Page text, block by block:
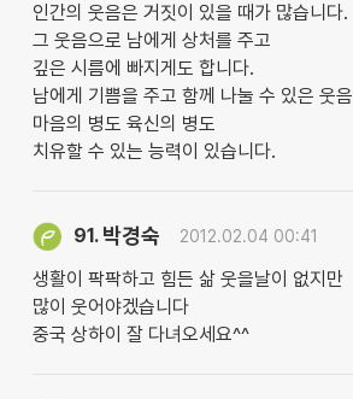
인간의 웃음은 거짓이 있을 때가 많습니다.
그 웃음으로 남에게 상처를 주고
깊은 시름에 빠지게도 합니다.
남에게 기쁨을 주고 함께 나눌 수 있은 웃음
마음의 병도 육신의 병도
치유할 수 있는 능력이 있습니다.
91. 박경숙 2012.02.04 00:41
생활이 팍팍하고 힘든 삶 웃을날이 없지만
많이 웃어야겠습니다
중국 상하이 잘 다녀오세요^^